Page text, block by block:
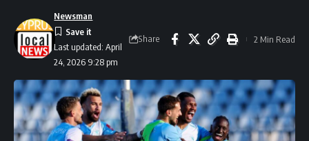
Last updated: April
24, 2026 9:28 pm
Newsman
Share 2 Min Read